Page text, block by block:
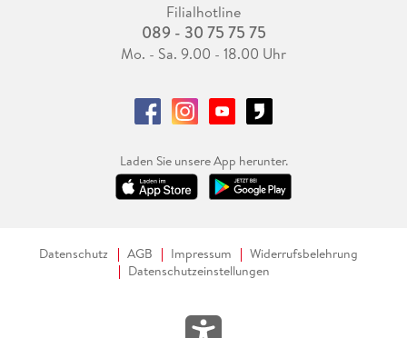
Filialhotline
089 - 30 75 75 75
Mo. - Sa. 9.00 - 18.00 Uhr
Laden Sie unsere App herunter.
Datenschutz AGB Impressum
Widerrufsbelehrung
Datenschutzeinstellungen